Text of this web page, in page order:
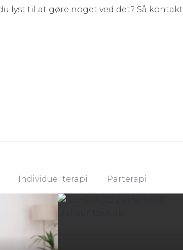
lyst til at gøre noget ved det? Så kontakt
Individuel terapi Parterapi